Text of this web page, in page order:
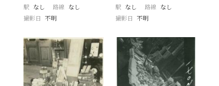
駅 なし 路線 なし
撮影日
不明
駅 なし 路線 なし
撮影日 不明